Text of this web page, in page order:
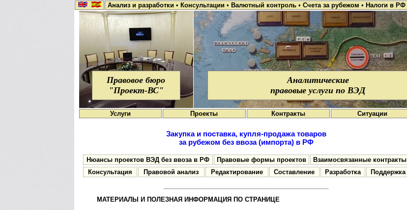
Анализ и разработки • Консультации • Валютный контроль • Счета за рубежом • Налоги в РФ
Правовое бюро
"Проект-ВС"
Аналитические
правовые услуги по ВЭД
Услуги Проекты Контракты Ситуации
Закупка и поставка, купля-продажа товаров
за рубежом без ввоза (импорта) в РФ
Нюансы проектов ВЭД без ввоза в РФ Правовые формы проектов
Взаимосвязанные контракты
Консультация
Правовой анализ Редактирование Составление Разработка Поддержка
МАТЕРИАЛЫ И ПОЛЕЗНАЯ ИНФОРМАЦИЯ ПО СТРАНИЦЕ